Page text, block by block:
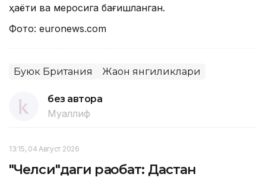
ҳаёти ва меросига бағишланган.
Фото: euronews.cоm
Буюк Британия Жаҳон янгиликлари
без автора
Муаллиф
13:15, 04 Август 2026
"Челси"даги рақобат: Дастан